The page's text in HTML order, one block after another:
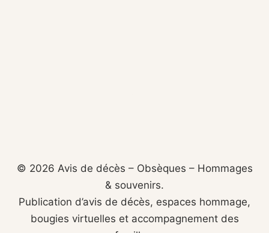
© 2026 Avis de décès – Obsèques – Hommages
& souvenirs.
Publication d’avis de décès, espaces hommage,
bougies virtuelles et accompagnement des